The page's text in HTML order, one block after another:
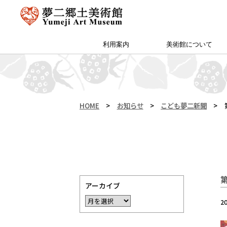
利用案内
夢二郷土美術館 本館
夢二生家記念館・少年山荘
アクセス・特別プラン
カフェ＆ショップ
予約方法・団体申込
サイトマップ
美術館について
館長挨拶
所蔵作品
友の会「ゆめびぃ」
お知らせ
（公財）両備文化振興財団
范曽美術館について
HOME > お知らせ > こども夢二新聞 >
アーカイブ